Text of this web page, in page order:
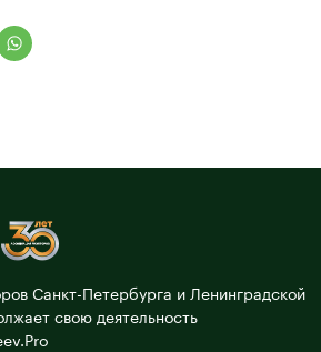
Санкт-Петербурга и Ленинградской
свою деятельность